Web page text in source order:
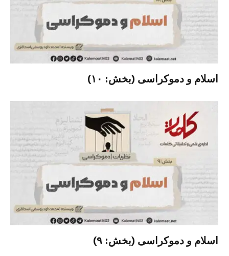
اسلام و دموکراسی (بخش: ۱۰)
اسلام و دموکراسی (بخش: ۹)